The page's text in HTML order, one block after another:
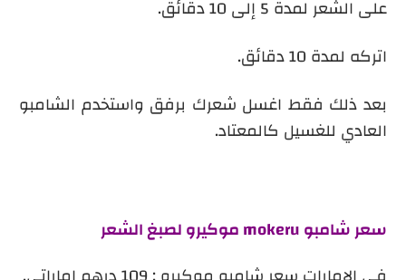
على الشعر لمدة 5 إلى 10 دقائق.
اتركه لمدة 10 دقائق.
بعد ذلك فقط اغسل شعرك برفق واستخدم الشامبو
العادي للغسيل كالمعتاد.
سعرشامبو mokeru موكيرو لصبغ الشعر